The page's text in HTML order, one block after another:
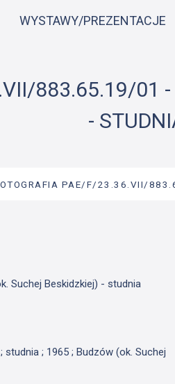
do
WYSTAWY/PREZENTACJE
883.65.19/01 -
-
PAE/F/23.36.VII/
Suchej Beskidzkiej) - studnia
; 1965 ; Budzów (ok. Suchej